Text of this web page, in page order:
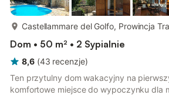
Castellammare del Golfo, Prowincja
Dom • 50 m² • 2 Sypialnie
8,6 (43 recenzje)
Ten przytulny dom wakacyjny na
komfortowe miejsce do wypoczynku dla